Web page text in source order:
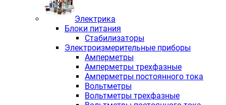
Электрика
Блоки питания
Стабилизаторы
Электроизмерительные приборы
Амперметры
Амперметры трехфазные
Амперметры постоянного тока
Вольтметры
Вольтметры трехфазные